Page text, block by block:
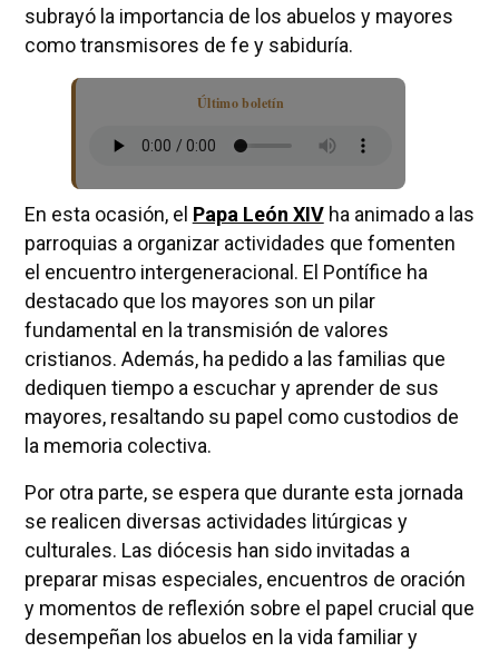
subrayó la importancia de los abuelos y mayores
como transmisores de fe y sabiduría.
Último boletín
En esta ocasión, el Papa León XIVha animado a las
parroquias a organizar actividades que fomenten
el encuentro intergeneracional. El Pontífice ha
destacado que los mayores son un pilar
fundamental en la transmisión de valores
cristianos. Además, ha pedido a las familias que
dediquen tiempo a escuchar y aprender de sus
mayores, resaltando su papel como custodios de
la memoria colectiva.
Por otra parte, se espera que durante esta jornada
se realicen diversas actividades litúrgicas y
culturales. Las diócesis han sido invitadas a
preparar misas especiales, encuentros de oración
y momentos de reflexión sobre el papel crucial que
desempeñan los abuelos en la vida familiar y